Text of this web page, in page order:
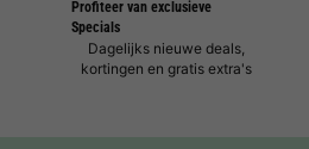
Profiteer van exclusieve
Specials
Dagelijks nieuwe deals,
kortingen en gratis extra's